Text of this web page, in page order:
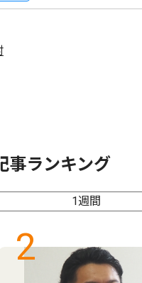
事ランキング
1週間
2